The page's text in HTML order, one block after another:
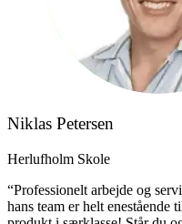
Niklas Petersen
Herlufholm Skole
“Professionelt arbejde og
hans team er helt enestående